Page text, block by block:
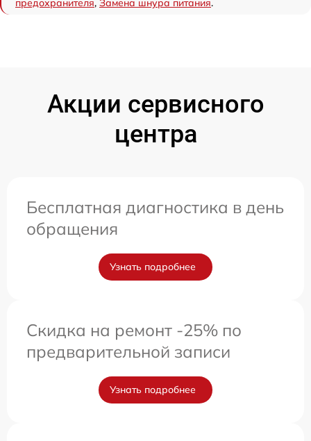
предохранителя, Замена шнура питания.
Акции сервисного
центра
Бесплатная диагностика в день
обращения
Узнать подробнее
Скидка на ремонт -25% по
предварительной записи
Узнать подробнее